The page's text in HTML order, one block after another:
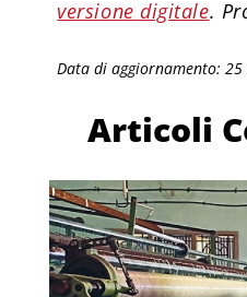
versione digitale.
Data di aggiornamento:
Articoli